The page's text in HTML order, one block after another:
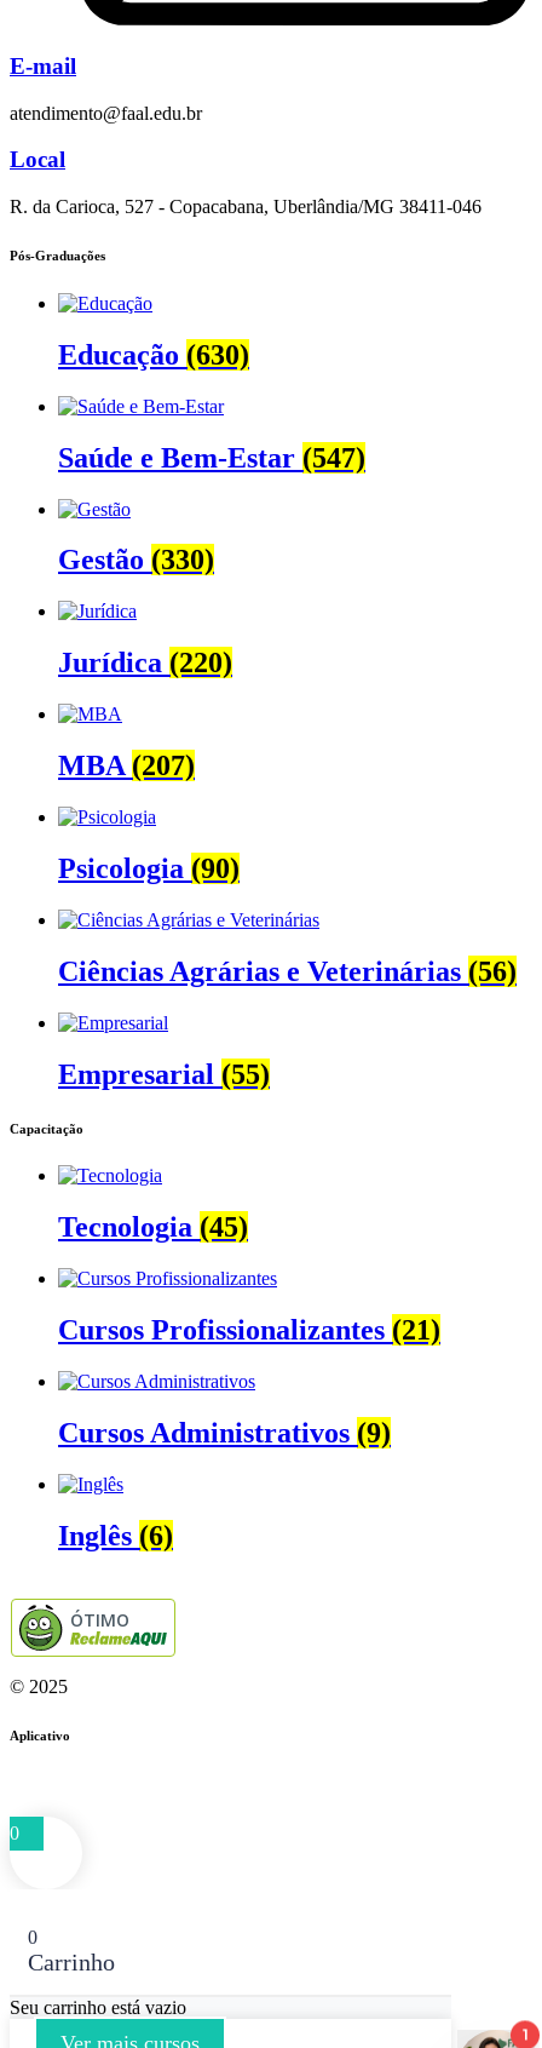
E-mail
atendimento@faal.edu.br
Local
R. da Carioca, 527 - Copacabana, Uberlândia/MG 38411-046
Pós-Graduações
Educação (630)
Saúde e Bem-Estar (547)
Gestão (330)
Jurídica (220)
MBA (207)
Psicologia (90)
Ciências Agrárias e Veterinárias (56)
Empresarial (55)
Capacitação
Tecnologia (45)
Cursos Profissionalizantes (21)
Cursos Administrativos (9)
Inglês (6)
ÓTIMO
© 2025
Aplicativo
0
0
Carrinho
Seu carrinho está vazio
Ver mais cursos